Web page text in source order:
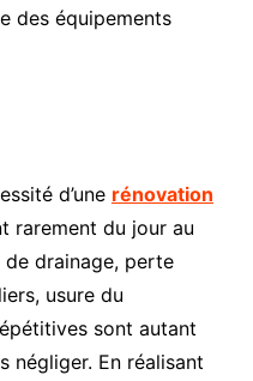
des équipements
d’une rénovation
rarement du jour au
de drainage, perte
usure du
sont autant
négliger. En réalisant